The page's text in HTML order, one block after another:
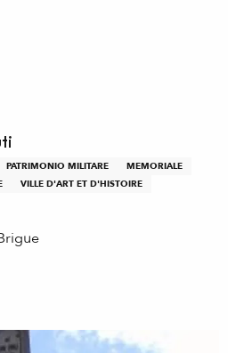
PATRIMONIO MILITARE
MEMORIALE
VILLE D'ART ET D'HISTOIRE
favoris